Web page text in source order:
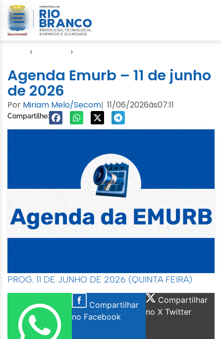
› ›
Agenda Emurb – 11 de junho
de 2026
Por Miriam Melo/Secom| 11/06/2026às07:11
Compartilhe:
PROG. 11 DE JUNHO DE 2026 (QUINTA FEIRA)
Compartilhar
no Facebook
Compartilhar
no X Twitter